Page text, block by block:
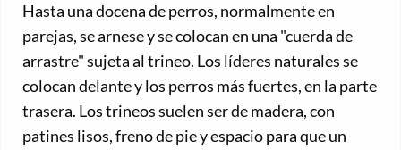
Hasta una docena de perros, normalmente en
parejas, se arnese y se colocan en una "cuerda de
arrastre" sujeta al trineo. Los líderes naturales se
colocan delante y los perros más fuertes, en la parte
trasera. Los trineos suelen ser de madera, con
patines lisos, freno de pie y espacio para que un